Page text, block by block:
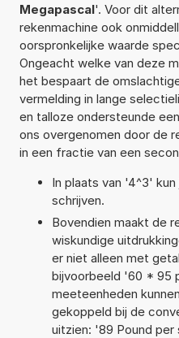
Megapascal'. Voor dit
rekenmachine ook
oorspronkelijke waarde
Ongeacht welke van deze
het bespaart de
vermelding in lange
en talloze ondersteunde
ons overgenomen door de
in een fractie van een
In plaats van '4^3'
schrijven.
Bovendien maakt de
wiskundige
er niet alleen met
bijvoorbeeld '60 * 95
meeteenheden
gekoppeld bij de
uitzien: '89 Pound